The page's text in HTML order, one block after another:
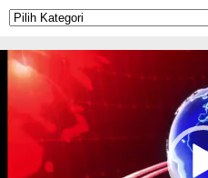
Kategori
Pemutar
Video